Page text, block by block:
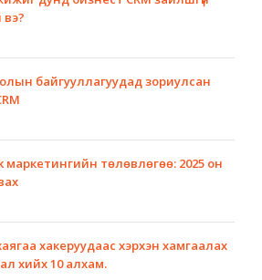
вэ?
байгууллагуудад зориулсан
маркетингийн төлөвлөгөө: 2025 он
хаягаа хакеруудаас хэрхэн хамгаалах
хийх 10 алхам.